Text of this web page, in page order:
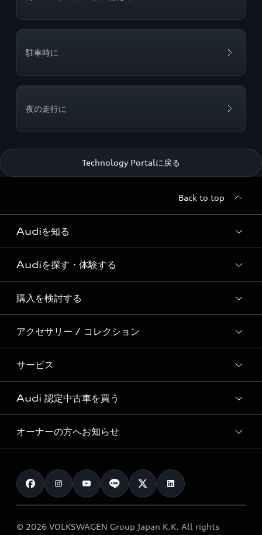
駐車時に
夜の走行に
Technology Portalに戻る
Back to top
Audiを知る
Audi ブランド
Story of Progress
Audi Sport
Formula 1®
デジタルサービス
Audiを探す・体験する
ディーラー検索
新車在庫検索
試乗車・展示車検索
見積り依頼
試乗予約
購入を検討する
モデル一覧
特別仕様モデル / 限定モデル
e-tronラインアップ
価格シミュレーション
車両比較
カタログ一覧
アクセサリー / コレクション
純正アクセサリー
オンラインショップ
Audi collection
アウディナビアプリ
サービス
サービス入庫予約
サービスプログラム
メンテナンス
車検 / 定期点検
e-tronアフターサポート
Audi 認定中古車を買う
Audi認定中古車
クオリティ
保証
メンテナンス
オーナーの方へお知らせ
お知らせ
オーナー様向けキャンペーン
© 2026 VOLKSWAGEN Group Japan K.K. All rights